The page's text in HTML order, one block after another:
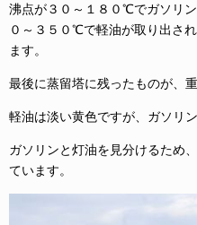
沸点が３０～１８０℃でガソリ
０～３５０℃で軽油が取り出さ
ます。
最後に蒸留塔に残ったものが、
軽油は淡い黄色ですが、ガソリ
ガソリンと灯油を見分けるため
ています。